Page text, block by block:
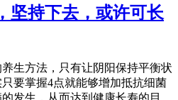
坚持下去，或许可长
生方法，只有让阴阳保持平衡状
要掌握4点就能够增加抵抗细菌
发生，从而达到健康长寿的目